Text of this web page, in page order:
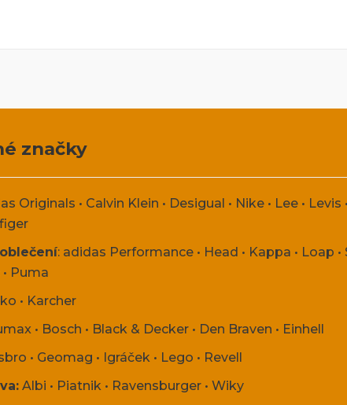
značky
Originals • Calvin Klein • Desigual • Nike • Lee • Levis •
: adidas Performance • Head • Kappa • Loap •
• Puma
• Karcher
• Bosch • Black & Decker • Den Braven • Einhell
• Geomag • Igráček • Lego • Revell
Albi • Piatnik • Ravensburger • Wiky